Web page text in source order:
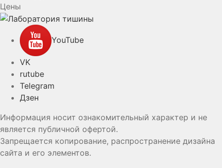
Цены
YouTube
VK
rutube
Telegram
Дзен
Информация носит ознакомительный характер и не
является публичной офертой.
Запрещается копирование, распространение дизайна
сайта и его элементов.